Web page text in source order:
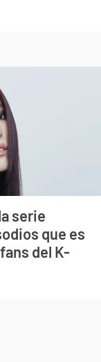
serie
que es
del K-